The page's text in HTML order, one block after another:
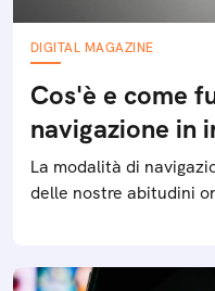
DIGITAL MAGAZINE
Cos'è e come
navigazione in
La modalità di
delle nostre abitudini